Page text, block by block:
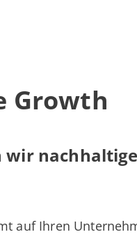
Growth
wir
auf Ihren